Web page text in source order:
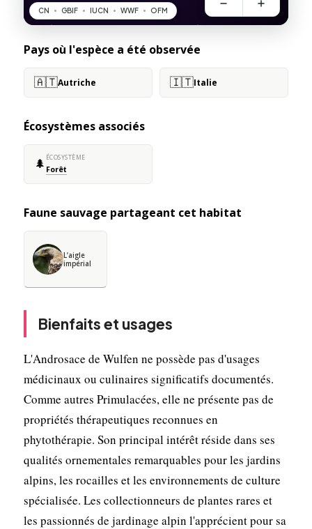
Pays où l'espèce a été observée
🇦🇹Autriche 🇮🇹Italie
Écosystèmes associés
🌲 ÉCOSYSTÈME
Forêt
Faune sauvage partageant cet habitat
L’aigle
impérial
Bienfaits et usages
L'Androsace de Wulfen ne possède pas d'usages
médicinaux ou culinaires significatifs documentés.
Comme autres Primulacées, elle ne présente pas de
propriétés thérapeutiques reconnues en
phytothérapie. Son principal intérêt réside dans ses
qualités ornementales remarquables pour les jardins
alpins, les rocailles et les environnements de culture
spécialisée. Les collectionneurs de plantes rares et
les passionnés de jardinage alpin l'apprécient pour sa